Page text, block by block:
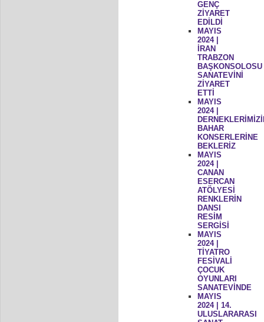
GENÇ
ZİYARET
EDİLDİ
MAYIS
2024 |
İRAN
TRABZON
BAŞKONSOLOSU
SANATEVİNİ
ZİYARET
ETTİ
MAYIS
2024 |
BAHAR
KONSERLERİNE
BEKLERİZ
MAYIS
2024 |
CANAN
ESERCAN
ATÖLYESİ
RENKLERİN
DANSI
RESİM
SERGİSİ
MAYIS
2024 |
TİYATRO
FESİVALİ
ÇOCUK
OYUNLARI
SANATEVİNDE
MAYIS
2024 | 14.
ULUSLARARASI